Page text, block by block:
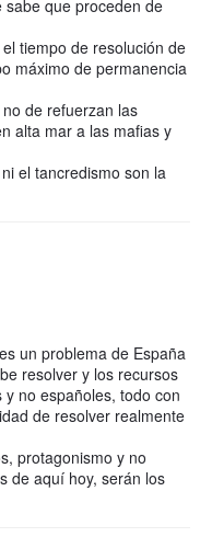
sabe que proceden de
tiempo de resolución de
máximo de permanencia
de refuerzan las
alta mar a las mafias y
el tancredismo son la
un problema de España
resolver y los recursos
no españoles, todo con
de resolver realmente
protagonismo y no
de aquí hoy, serán los